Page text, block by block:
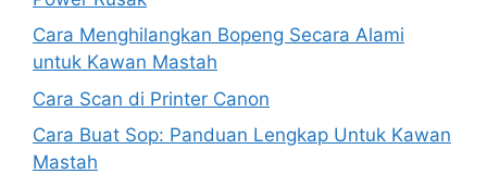
Cara Menghilangkan Bopeng Secara Alami
untuk Kawan Mastah
Cara Scan di Printer Canon
Cara Buat Sop: Panduan Lengkap Untuk Kawan
Mastah